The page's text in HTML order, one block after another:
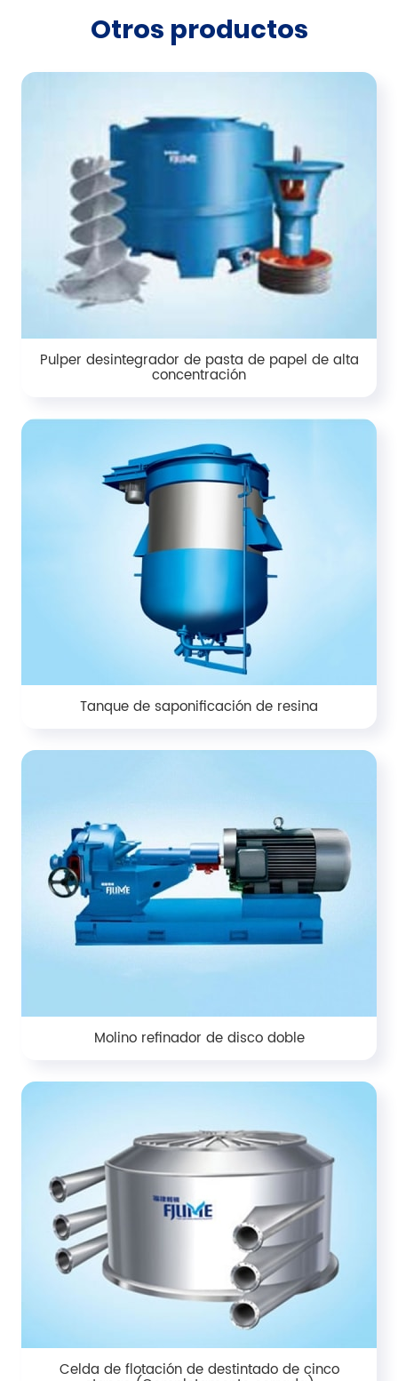
Otros productos
Pulper desintegrador de pasta de papel de alta
concentración
Tanque de saponificación de resina
Molino refinador de disco doble
Celda de flotación de destintado de cinco